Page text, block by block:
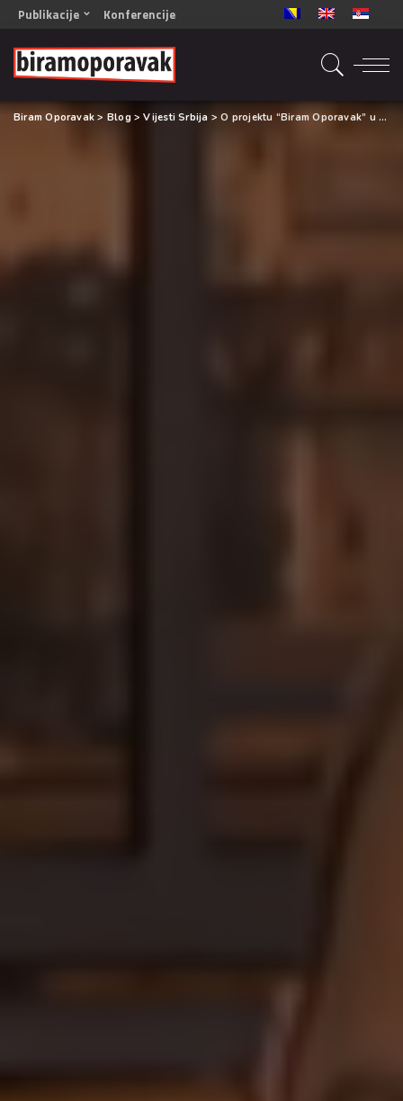
Publikacije
OPORAVAK- Naš zajednički cilj BiH/CG
OPORAVAK- Naš zajednički cilj SRB
RECOVERY- Our common goal ENG
OPORAVAK- Naš zajednički cilj 2
Konferencije
Biram Oporavak > Blog>Vijesti Srbija >O projektu “Biram Oporavak” u emisiji 150 minuta